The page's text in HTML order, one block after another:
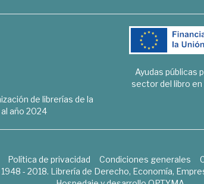
de librerías de la
año 2024
Ayudas públicas
sector del libro en
Política de privacidad Condiciones generales
- 2018. Librería de Derecho, Economía,